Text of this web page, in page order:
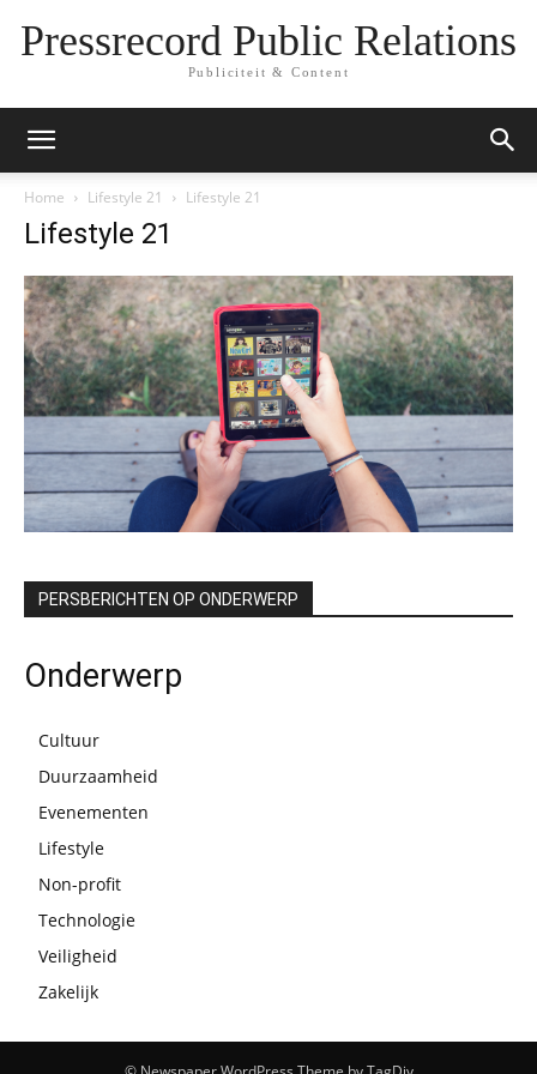
Pressrecord Public Relations
Publiciteit & Content
Home Lifestyle 21 Lifestyle 21
Lifestyle 21
PERSBERICHTEN OP ONDERWERP
Onderwerp
Cultuur
Duurzaamheid
Evenementen
Lifestyle
Non-profit
Technologie
Veiligheid
Zakelijk